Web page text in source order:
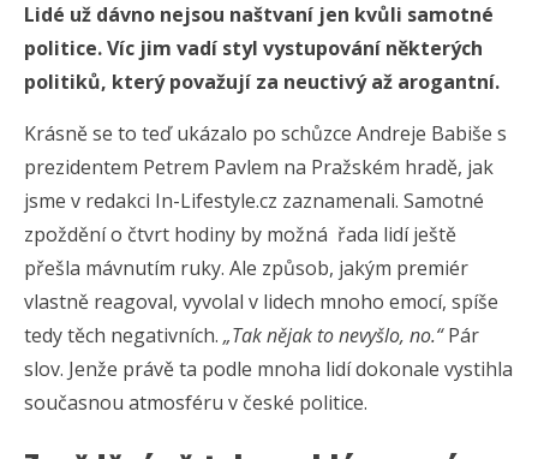
Lidé už dávno nejsou naštvaní jen kvůli samotné
politice. Víc jim vadí styl vystupování některých
politiků, který považují za neuctivý až arogantní.
Krásně se to teď ukázalo po schůzce Andreje Babiše s
prezidentem Petrem Pavlem na Pražském hradě, jak
jsme v redakci In-Lifestyle.cz zaznamenali. Samotné
zpoždění o čtvrt hodiny by možná řada lidí ještě
přešla mávnutím ruky. Ale způsob, jakým premiér
vlastně reagoval, vyvolal v lidech mnoho emocí, spíše
tedy těch negativních.„Tak nějak to nevyšlo, no.“Pár
slov. Jenže právě ta podle mnoha lidí dokonale vystihla
současnou atmosféru v české politice.